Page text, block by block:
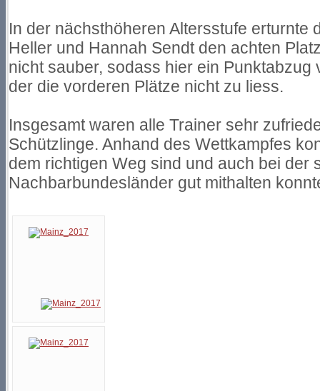
In der nächsthöheren Altersstufe erturnte
Heller und Hannah Sendt den achten
nicht sauber, sodass hier ein
der die vorderen Plätze nicht zu liess.
Insgesamt waren alle Trainer sehr
Schützlinge. Anhand des Wettkampfes
dem richtigen Weg sind und auch bei der
Nachbarbundesländer gut mithalten